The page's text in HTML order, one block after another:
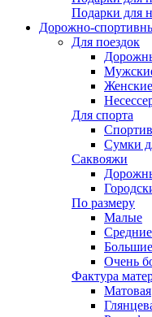
Подарки для
Дорожно-
Для поездок
Для спорта
Сумки
Саквояжи
По размеру
Малые
Средние
Большие
Очень
Фактура
Матовая